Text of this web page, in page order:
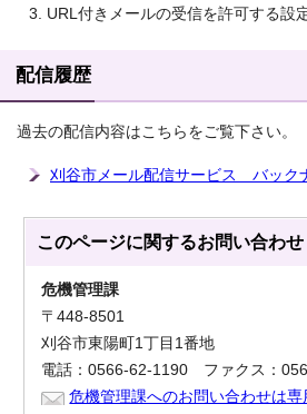
URL付きメールの受信を許可する設
配信履歴
過去の配信内容はこちらをご覧下さい。
刈谷市メール配信サービス バック
このページに関するお問い合わせ
危機管理課
〒448-8501
刈谷市東陽町1丁目1番地
電話：0566-62-1190 ファクス：
危機管理課へのお問い合わせは